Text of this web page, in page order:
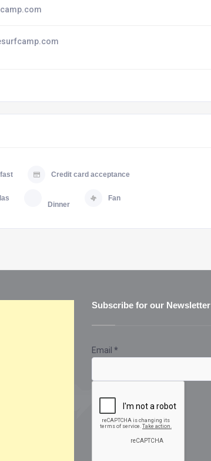
Credit card acceptance
Dinner
Fan
Subscribe for our Newsletter
Email *